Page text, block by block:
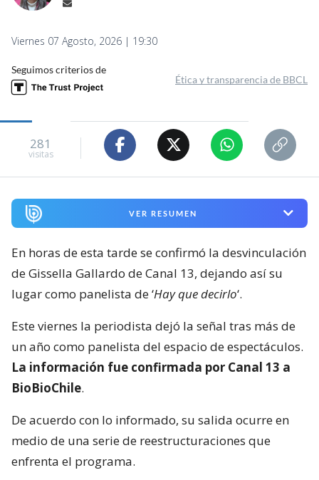
Viernes 07 Agosto, 2026 | 19:30
Seguimos criterios de
Ética y transparencia de BBCL
281
visitas
VER RESUMEN
En horas de esta tarde se confirmó la desvinculación
de Gissella Gallardo de Canal 13, dejando así su
lugar como panelista de ‘Hay que decirlo‘.
Este viernes la periodista dejó la señal tras más de
un año como panelista del espacio de espectáculos.
La información fue confirmada por Canal 13 a
BioBioChile.
De acuerdo con lo informado, su salida ocurre en
medio de una serie de reestructuraciones que
enfrenta el programa.